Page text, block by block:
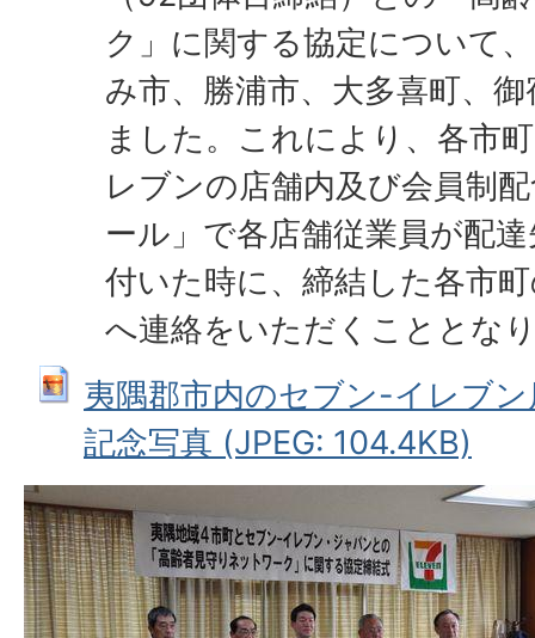
ク」に関する協定について
み市、勝浦市、大多喜町、
ました。これにより、各市
レブンの店舗内及び会員制
ール」で各店舗従業員が配
付いた時に、締結した各市
へ連絡をいただくこととな
夷隅郡市内のセブン-イレブ
記念写真 (JPEG: 104.4KB)